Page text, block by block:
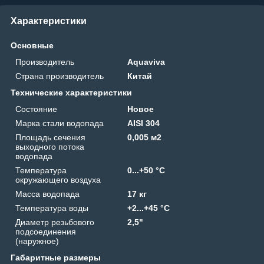
Характеристики
Основные
Производитель
Aquaviva
Страна производитель
Китай
Технические характеристики
Состояние
Новое
Марка стали водопада
AISI 304
Площадь сечения
выходного потока
водопада
0,005 м2
Температура
окружающего воздуха
0...+50 °C
Масса водопада
17 кг
Температура воды
+2...+45 °C
Диаметр резьбового
подсоединения
(наружное)
2,5"
Габаритные размеры